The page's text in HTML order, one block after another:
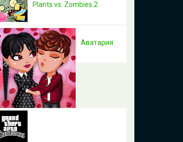
Plants vs. Zombies 2
Аватария